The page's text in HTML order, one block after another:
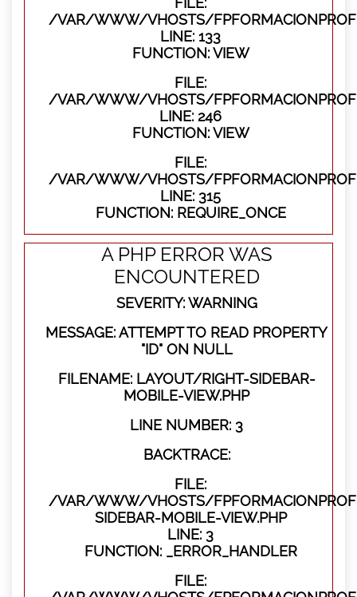
/VAR/WWW/VHOSTS/
LINE: 133
FUNCTION: VIEW
FILE:
/VAR/WWW/VHOSTS/
LINE: 246
FUNCTION: VIEW
FILE:
/VAR/WWW/VHOSTS/
LINE: 315
FUNCTION: REQUIRE_ONCE
A PHP ERROR WAS
ENCOUNTERED
SEVERITY: WARNING
MESSAGE: ATTEMPT TO READ PROPERTY
"ID" ON NULL
FILENAME: LAYOUT/RIGHT-SIDEBAR-
MOBILE-VIEW.PHP
LINE NUMBER: 3
BACKTRACE:
FILE:
/VAR/WWW/VHOSTS/
SIDEBAR-MOBILE-VIEW.PHP
LINE: 3
FUNCTION: _ERROR_HANDLER
FILE: